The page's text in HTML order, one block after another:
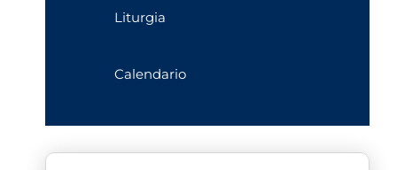
Liturgia
Calendario